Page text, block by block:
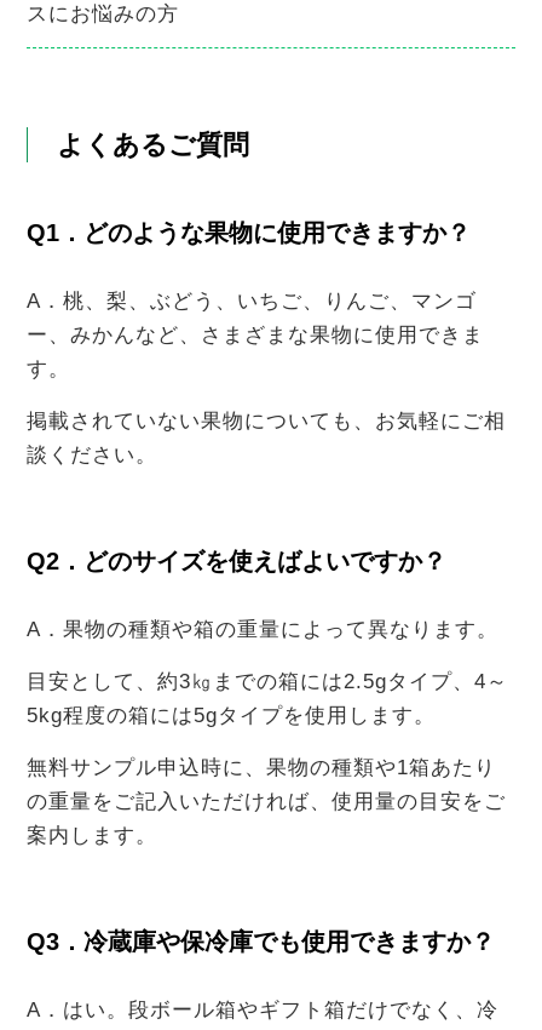
スにお悩みの方
よくあるご質問
Q1．どのような果物に使用できますか？
A．桃、梨、ぶどう、いちご、りんご、マンゴ
ー、みかんなど、さまざまな果物に使用できま
す。
掲載されていない果物についても、お気軽にご相
談ください。
Q2．どのサイズを使えばよいですか？
A．果物の種類や箱の重量によって異なります。
目安として、約3㎏までの箱には2.5gタイプ、4～
5kg程度の箱には5gタイプを使用します。
無料サンプル申込時に、果物の種類や1箱あたり
の重量をご記入いただければ、使用量の目安をご
案内します。
Q3．冷蔵庫や保冷庫でも使用できますか？
A．はい。段ボール箱やギフト箱だけでなく、冷